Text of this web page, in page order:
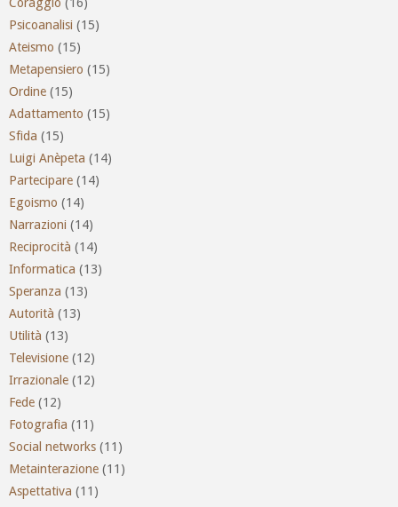
Psicoanalisi (15)
Ateismo (15)
Metapensiero (15)
Ordine (15)
Adattamento (15)
Sfida (15)
Luigi Anèpeta (14)
Partecipare (14)
Egoismo (14)
Narrazioni (14)
Reciprocità (14)
Informatica (13)
Speranza (13)
Autorità (13)
Utilità (13)
Televisione (12)
Irrazionale (12)
Fede (12)
Fotografia (11)
Social networks (11)
Metainterazione (11)
Aspettativa (11)